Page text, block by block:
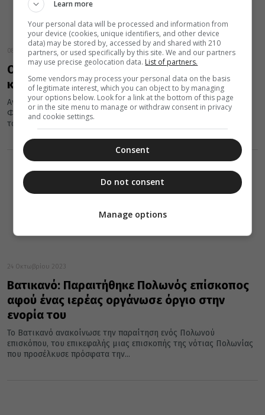
08 Νοεμβρίου 2023
Ο πάπας Φραγκίσκος είναι «απλώς
κρυωμένος» λέει το Βατικανό
Ανησυχία επικρατεί για την κατάσταση της υγείας του πάπα
Φραγκίσκου καθώς το πρωί κατά την διάρκεια της συνάντησή
του...
24 Οκτωβρίου 2023
Βατικανό: Παραιτήθηκε Πολωνός επίσκοπος
αφού ένας ιερέας οργάνωσε όργιο στην
ενορία του
Το Βατικανό ανακοίνωσε την παραίτηση ενός Πολωνού
επισκόπου, του επικεφαλής μιας επισκοπής της νότιας Πολωνίας
που προσέλκυσε πρόσφατα την...
Learn more
Your personal data will be processed and information from
your device (cookies, unique identifiers, and other device
data) may be stored by, accessed by and shared with 210
partners, or used specifically by this site. We and our partners
may use precise geolocation data. List of partners.
Some vendors may process your personal data on the basis
of legitimate interest, which you can object to by managing
your options below. Look for a link at the bottom of this page
or in the site menu to manage or withdraw consent in privacy
and cookie settings.
Consent
Do not consent
Manage options